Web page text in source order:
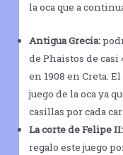
la oca que a
Antigua Grecia:
de Phaistos de
en 1908 en Creta.
juego de la oca ya
casillas por cada
La corte de Felipe
regalo este juego